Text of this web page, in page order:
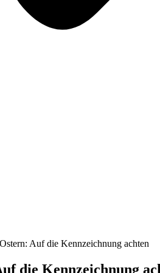
Auf die Kennzeichnung achten
die Kennzeichnung